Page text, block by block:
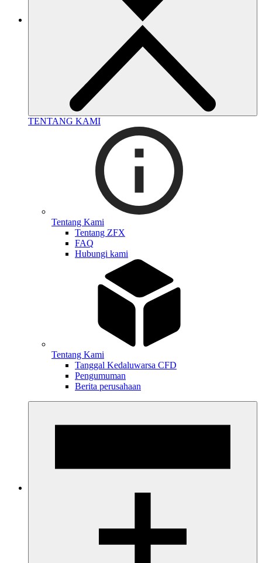
TENTANG KAMI
Tentang Kami
Tentang ZFX
FAQ
Hubungi kami
Tentang Kami
Tanggal Kedaluwarsa CFD
Pengumuman
Berita perusahaan